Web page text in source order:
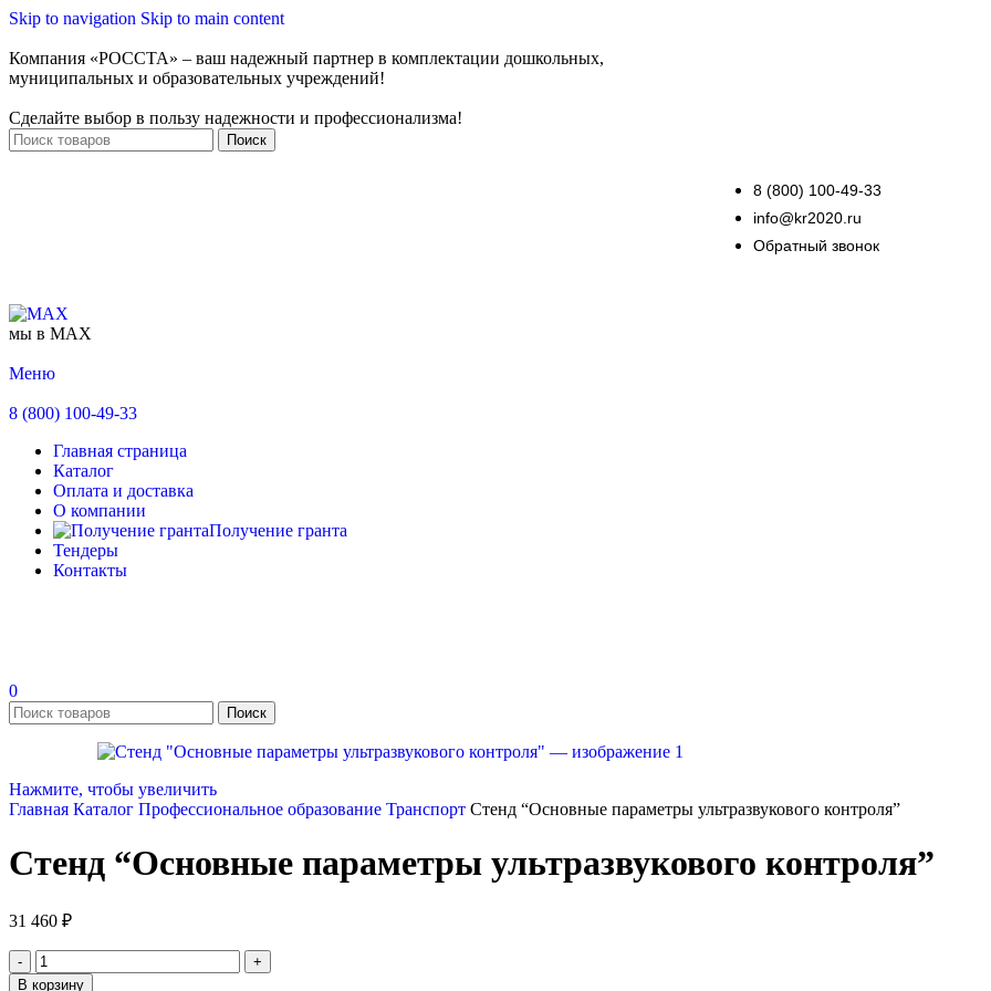
Skip to navigation Skip to main content
Компания «РОССТА» – ваш надежный партнер в комплектации дошкольных,
муниципальных и образовательных учреждений!
Сделайте выбор в пользу надежности и профессионализма!
Поиск
8 (800) 100-49-33
info@kr2020.ru
Обратный звонок
мы в MAX
Меню
8 (800) 100-49-33
Главная страница
Каталог
Оплата и доставка
О компании
Получение гранта
Тендеры
Контакты
0
Поиск
Нажмите, чтобы увеличить
Главная Каталог Профессиональное образование Транспорт Стенд “Основные параметры ультразвукового контроля”
Стенд “Основные параметры ультразвукового контроля”
31 460 ₽
В корзину